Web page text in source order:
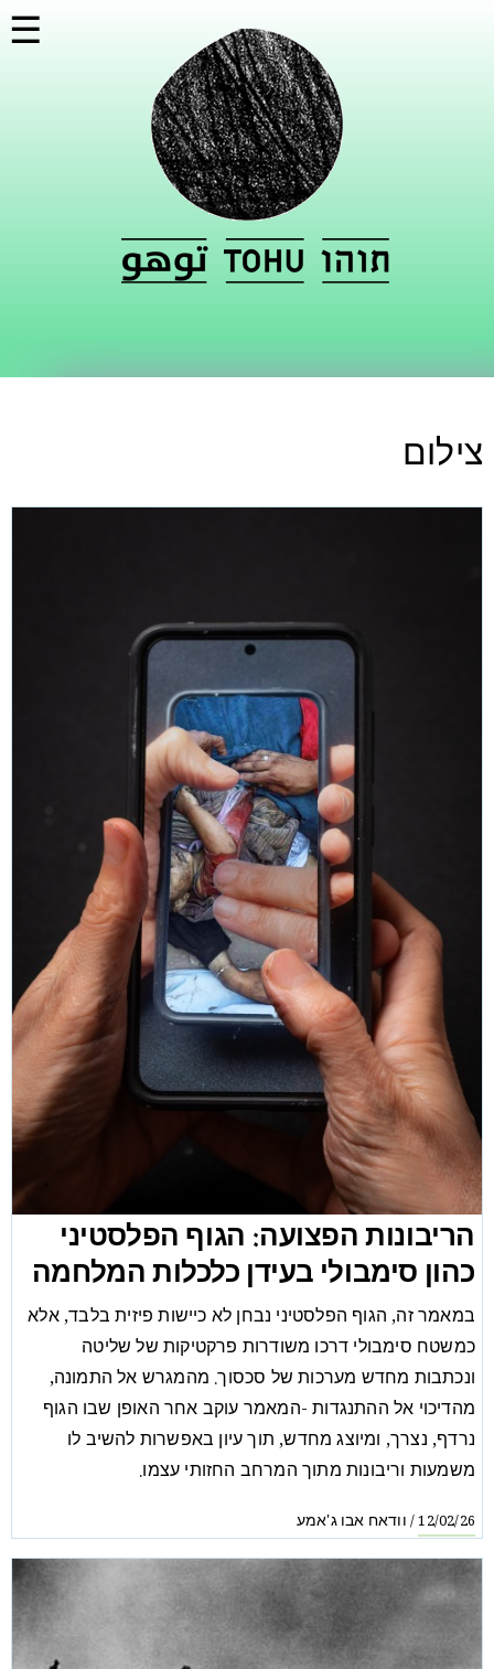
☰
צילום
הריבונות הפצועה: הגוף הפלסטיני
כהון סימבולי בעידן כלכלות המלחמה
במאמר זה, הגוף הפלסטיני נבחן לא כיישות פיזית בלבד, אלא
כמשטח סימבולי דרכו משודרות פרקטיקות של שליטה
ונכתבות מחדש מערכות של סכסוך. מהמגרש אל התמונה,
מהדיכוי אל ההתנגדות -המאמר עוקב אחר האופן שבו הגוף
נרדף, נצרך, ומיוצג מחדש, תוך עיון באפשרות להשיב לו
משמעות וריבונות מתוך המרחב החזותי עצמו.
12/02/26
/וודאח אבו ג'אמע